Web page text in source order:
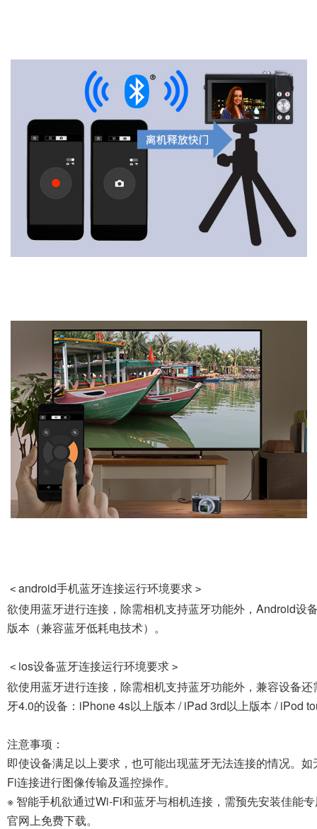
< android手机蓝牙连接运行环境要求 >
欲使用蓝牙进行连接，除需相机支持蓝牙功能外，Android设
版本（兼容蓝牙低耗电技术）。
< ios设备蓝牙连接运行环境要求 >
欲使用蓝牙进行连接，除需相机支持蓝牙功能外，兼容设备
牙4.0的设备：iPhone 4s以上版本 / iPad 3rd以上版本 / iPod
注意事项：
即使设备满足以上要求，也可能出现蓝牙无法连接的情况。
Fi连接进行图像传输及遥控操作。
※ 智能手机欲通过Wi-Fi和蓝牙与相机连接，需预先安装佳能
官网上免费下载。